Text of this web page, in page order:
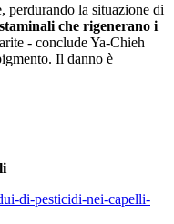
perdurando la situazione di
che rigenerano i
- conclude Ya-Chieh
Il danno è
di-pesticidi-nei-capelli-